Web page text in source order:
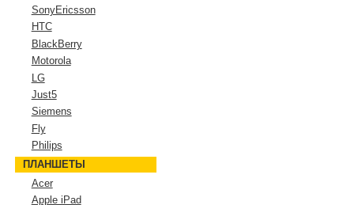
SonyEricsson
HTC
BlackBerry
Motorola
LG
Just5
Siemens
Fly
Philips
ПЛАНШЕТЫ
Acer
Apple iPad